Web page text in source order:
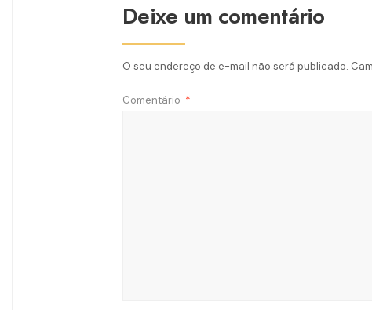
Deixe um comentário
O seu endereço de e-mail não será publicado.
Comentário *